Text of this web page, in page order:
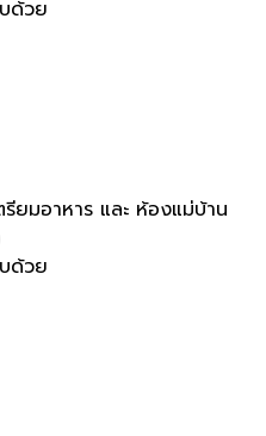
ด้วย
ยมอาหาร และ ห้องแม่บ้าน
ด้วย